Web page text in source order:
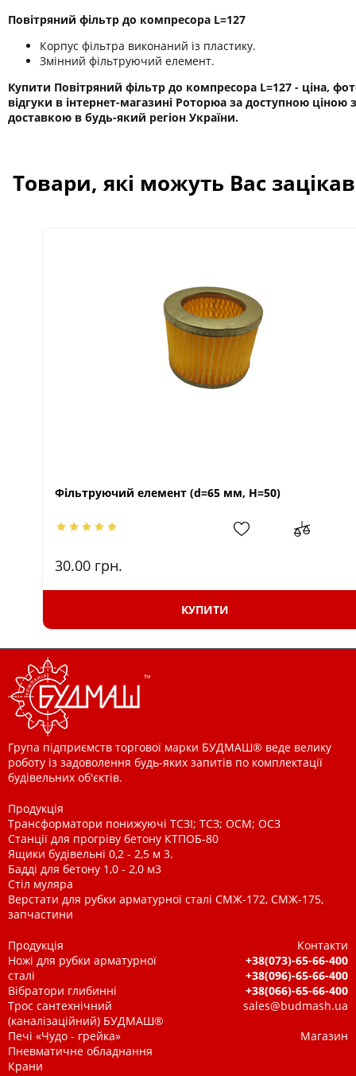
Повітряний фільтр до компресора L=127
Корпус фільтра виконаний із пластику.
Змінний фільтруючий елемент.
Купити Повітряний фільтр до компресора L=127 - ціна,
відгуки в інтернет-магазині Роторюа за доступною ціною з
доставкою в будь-який регіон України.
Товари, які можуть Вас
Фільтруючий елемент (d=65 мм, Н=50)
30.00 грн.
КУПИТИ
Група підприємств торгової марки БУДМАШ® веде велику
роботу із задоволення будь-яких запитів по комплектації
будівельних об'єктів.
Продукція
Трансформатори понижуючі ТСЗІ; ТСЗ; ОСМ; ОСЗ
Станції для прогріву бетону КТПОБ-80
Ящики будівельні 0,2 - 2,5 м 3.
Бадді для бетону 1,0 - 2,0 м3
Стіл муляра
Верстати для рубки арматурної сталі СМЖ-172, СМЖ-175,
запчастини
Продукція
Ножі для рубки арматурної
сталі
Вібратори глибинні
Трос сантехнічний
(каналізаційний) БУДМАШ®
Печі «Чудо - грейка»
Пневматичне обладнання
Крани
Контакти
+38(073)-65-66-400
+38(096)-65-66-400
+38(066)-65-66-400
sales@budmash.ua
Магазин